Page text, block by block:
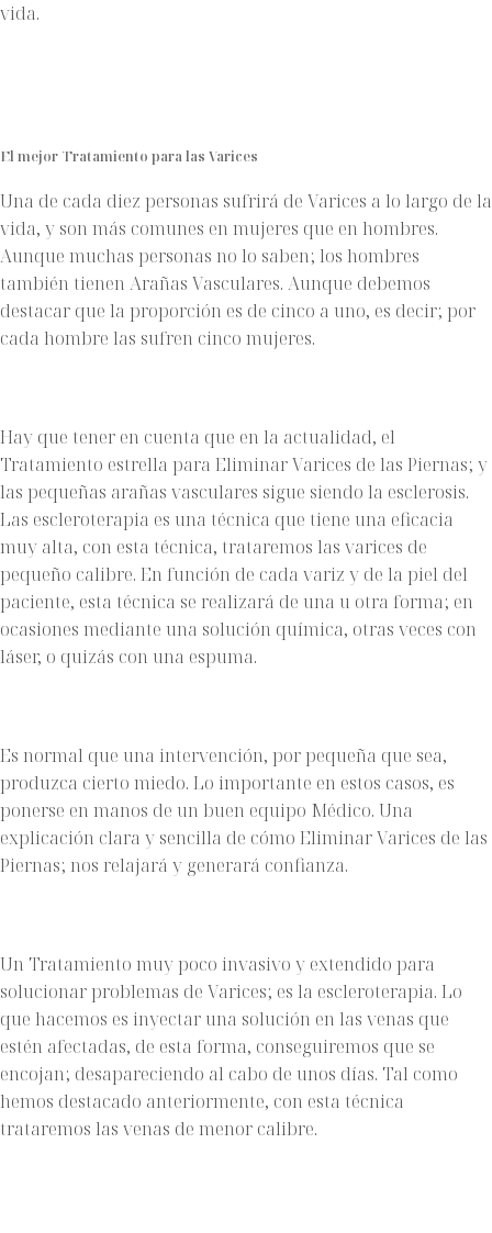
vida.
El mejor Tratamiento para las Varices
Una de cada diez personas sufrirá de Varices a lo largo de la
vida, y son más comunes en mujeres que en hombres.
Aunque muchas personas no lo saben; los hombres
también tienen Arañas Vasculares. Aunque debemos
destacar que la proporción es de cinco a uno, es decir; por
cada hombre las sufren cinco mujeres.
Hay que tener en cuenta que en la actualidad, el
Tratamiento estrella para Eliminar Varices de las Piernas; y
las pequeñas arañas vasculares sigue siendo la esclerosis.
Las escleroterapia es una técnica que tiene una eficacia
muy alta, con esta técnica, trataremos las varices de
pequeño calibre. En función de cada variz y de la piel del
paciente, esta técnica se realizará de una u otra forma; en
ocasiones mediante una solución química, otras veces con
láser, o quizás con una espuma.
Es normal que una intervención, por pequeña que sea,
produzca cierto miedo. Lo importante en estos casos, es
ponerse en manos de un buen equipo Médico. Una
explicación clara y sencilla de cómo Eliminar Varices de las
Piernas; nos relajará y generará confianza.
Un Tratamiento muy poco invasivo y extendido para
solucionar problemas de Varices; es la escleroterapia. Lo
que hacemos es inyectar una solución en las venas que
estén afectadas, de esta forma, conseguiremos que se
encojan; desapareciendo al cabo de unos días. Tal como
hemos destacado anteriormente, con esta técnica
trataremos las venas de menor calibre.